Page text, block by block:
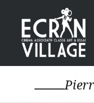
contenu
principal
ÉCRAN